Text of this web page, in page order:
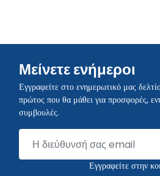
Μείνετε ενήμεροι
Εγγραφείτε στο ενημερωτικό μας
πρώτος που θα μάθει για προσφορές,
συμβουλές.
Εγγραφείτε στην